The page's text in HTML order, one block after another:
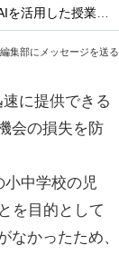
未来の学習コンテンツEX「生成AIを活用した授業と評価」8/21
編集部にメッセージを送る
に提供できる
会の損失を防
中学校の児
を目的として
かったため、